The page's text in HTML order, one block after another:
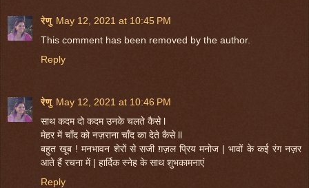
रेणु May 12, 2021 at 10:45 PM
This comment has been removed by the author.
Reply
रेणु May 12, 2021 at 10:46 PM
साथ कदम दो कदम उनके चलते कैसे l
मेहर में चाँद को नज़राना चाँद का देते कैसे ll
बहुत खूब ! मनभावन शेरों से सजी ग़ज़ल प्रिय मनोज | भावों के कई रंग नज़र
आते हैं रचना में | हार्दिक स्नेह के साथ शुभकामनाएं
Reply